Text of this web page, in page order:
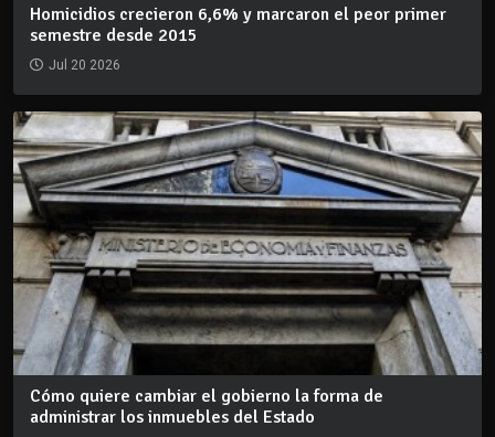
Homicidios crecieron 6,6% y marcaron el peor primer
semestre desde 2015
Jul 20 2026
Cómo quiere cambiar el gobierno la forma de
administrar los inmuebles del Estado